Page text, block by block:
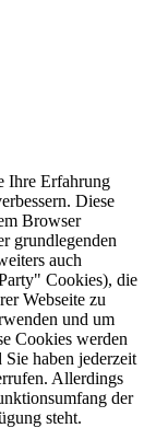
Ihre Erfahrung
Diese
Browser
grundlegenden
auch
Cookies), die
Webseite zu
und um
Cookies werden
haben jederzeit
Allerdings
der
steht.